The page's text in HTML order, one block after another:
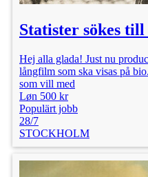
Statister sökes
Hej alla glada! Just nu
långfilm som ska visas på
som vill med
Løn 500 kr
Populärt jobb
28/7
STOCKHOLM